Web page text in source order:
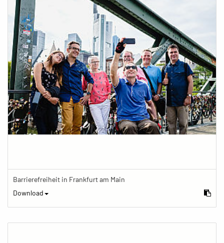
Barrierefreiheit in Frankfurt am Main
Download